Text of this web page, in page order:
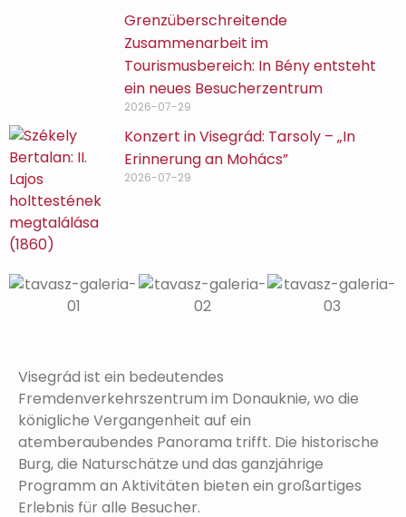
Grenzüberschreitende
Zusammenarbeit im
Tourismusbereich: In Bény entsteht
ein neues Besucherzentrum
2026-07-29
Konzert in Visegrád: Tarsoly – „In
Erinnerung an Mohács”
2026-07-29
Visegrád ist ein bedeutendes
Fremdenverkehrszentrum im Donauknie, wo die
königliche Vergangenheit auf ein
atemberaubendes Panorama trifft. Die historische
Burg, die Naturschätze und das ganzjährige
Programm an Aktivitäten bieten ein großartiges
Erlebnis für alle Besucher.